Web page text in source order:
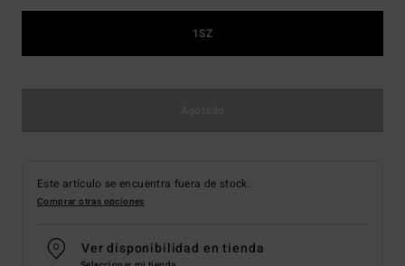
1SZ
Este artículo se encuentra fuera de stock.
Comprar otras opciones
Ver disponibilidad en tienda